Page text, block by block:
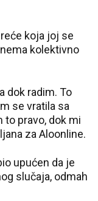
koja joj se
kolektivno
dok radim. To
se vratila sa
to pravo, dok mi
za Aloonline.
upućen da je
slučaja, odmah